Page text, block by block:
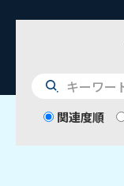
検
索
関連度順